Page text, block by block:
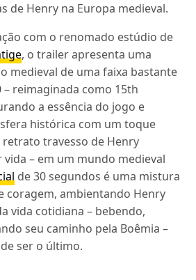
de Henry na Europa medieval.
com o renomado estúdio de
, o trailer apresenta uma
medieval de uma faixa bastante
– reimaginada como 15th
a essência do jogo e
histórica com um toque
travesso de Henry
– em um mundo medieval
de 30 segundos é uma mistura
coragem, ambientando Henry
vida cotidiana – bebendo,
seu caminho pela Boêmia –
ser o último.